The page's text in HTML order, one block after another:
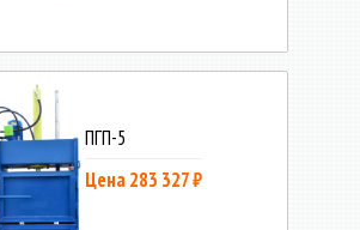
ПГП-5
Цена 283 327 ₽